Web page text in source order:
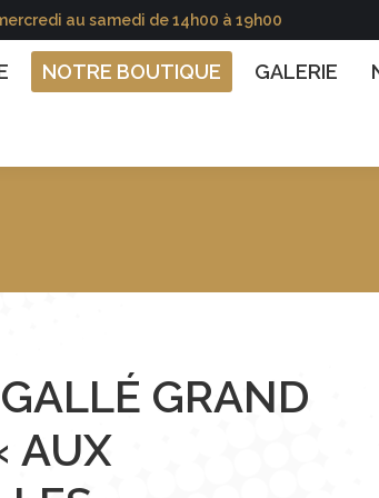
au samedi de 14h00 à 19h00
NOTRE BOUTIQUE GALERIE
GRAND
AUX
BOUTIQUE GALERIE NOS